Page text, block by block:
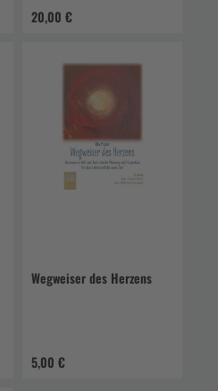
20,00 €
Wegweiser des Herzens
5,00 €